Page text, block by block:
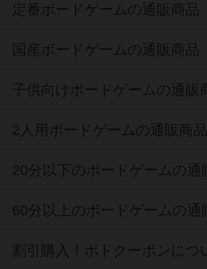
定番ボードゲームの通販商品
国産ボードゲームの通販商品
子供向けボードゲームの通販
2人用ボードゲームの通販商品
20分以下のボードゲームの通
60分以上のボードゲームの通
割引購入！ボドクーポンにつ